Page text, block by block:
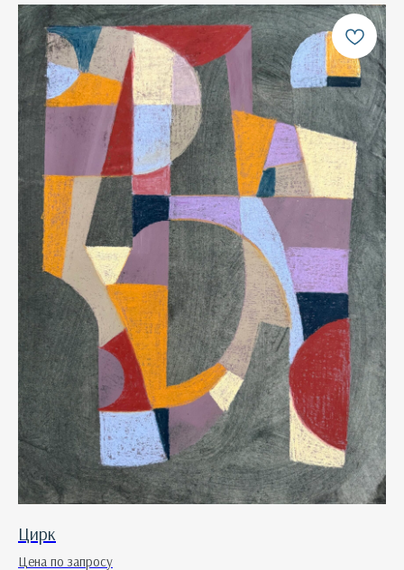
Цирк
Цена по запросу